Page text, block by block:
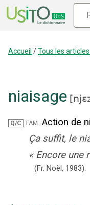
Accueil /Tous les
niaisage [
Q/C fam. Action de
Ça suffit, le
« Encore une
(Fr. Noël, 1983).